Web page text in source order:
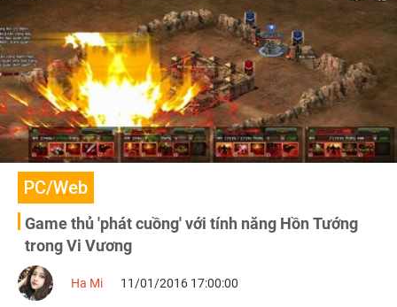
PC/Web
Game thủ 'phát cuồng' với tính năng Hồn Tướng
trong Vi Vương
Ha Mi 11/01/2016 17:00:00